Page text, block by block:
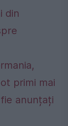
din
primi mai
anunțați